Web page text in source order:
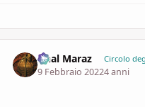
Ghal Maraz Circolo
9 Febbraio 20224 anni